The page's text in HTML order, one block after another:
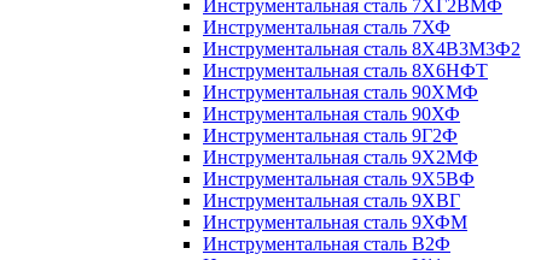
Инструментальная сталь 7ХГ2ВМФ
Инструментальная сталь 7ХФ
Инструментальная сталь 8Х4В3М3Ф2
Инструментальная сталь 8Х6НФТ
Инструментальная сталь 90ХМФ
Инструментальная сталь 90ХФ
Инструментальная сталь 9Г2Ф
Инструментальная сталь 9Х2МФ
Инструментальная сталь 9Х5ВФ
Инструментальная сталь 9ХВГ
Инструментальная сталь 9ХФМ
Инструментальная сталь В2Ф